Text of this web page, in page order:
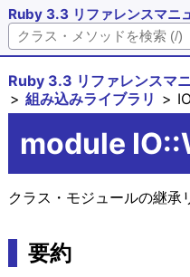
Ruby 3.3 リファレンスマニ
Ruby 3.3 リファレンスマ
組み込みライブラリ
module
クラス・モジュールの継承
要約